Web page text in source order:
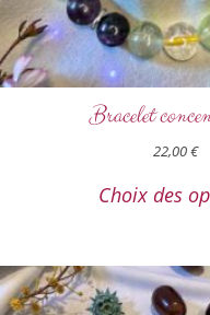
Bracelet
22,00€
Choix des